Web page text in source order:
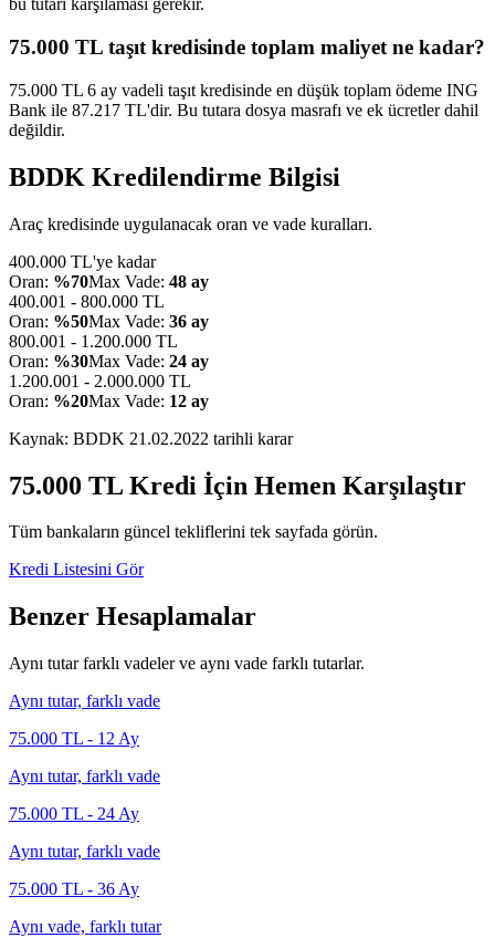
bu tutarı karşılaması gerekir.
75.000 TL taşıt kredisinde toplam maliyet ne kadar?
75.000 TL 6 ay vadeli taşıt kredisinde en düşük toplam ödeme ING
Bank ile 87.217 TL'dir. Bu tutara dosya masrafı ve ek ücretler dahil
değildir.
BDDK Kredilendirme Bilgisi
Araç kredisinde uygulanacak oran ve vade kuralları.
400.000 TL'ye kadar
Oran: %70Max Vade: 48 ay
400.001 - 800.000 TL
Oran: %50Max Vade: 36 ay
800.001 - 1.200.000 TL
Oran: %30Max Vade: 24 ay
1.200.001 - 2.000.000 TL
Oran: %20Max Vade: 12 ay
Kaynak: BDDK 21.02.2022 tarihli karar
75.000 TL Kredi İçin Hemen Karşılaştır
Tüm bankaların güncel tekliflerini tek sayfada görün.
Kredi Listesini Gör
Benzer Hesaplamalar
Aynı tutar farklı vadeler ve aynı vade farklı tutarlar.
Aynı tutar, farklı vade
75.000 TL - 12 Ay
Aynı tutar, farklı vade
75.000 TL - 24 Ay
Aynı tutar, farklı vade
75.000 TL - 36 Ay
Aynı vade, farklı tutar